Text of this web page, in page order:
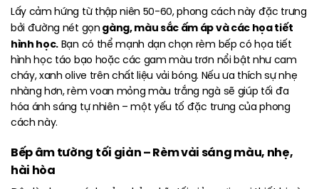
Lấycảm hứng từ thập niên 50-60, phong cách này đặc trưng
bởi đường nét gọngàng, màu sắc ấm áp và các họa tiết
hình học.Bạn có thể mạnh dạn chọn rèm bếp có họa tiết
hình học táo bạo hoặc các gam màu trơn nổi bật như cam
cháy, xanh olive trên chất liệu vải bóng. Nếu ưa thích sự nhẹ
nhàng hơn, rèm voan mỏng màu trắng ngà sẽ giúp tối đa
hóa ánh sáng tự nhiên – một yếu tố đặc trưng của phong
cách này.
Bếp âm tường tối giản – Rèm vải sáng màu, nhẹ,
hài hòa